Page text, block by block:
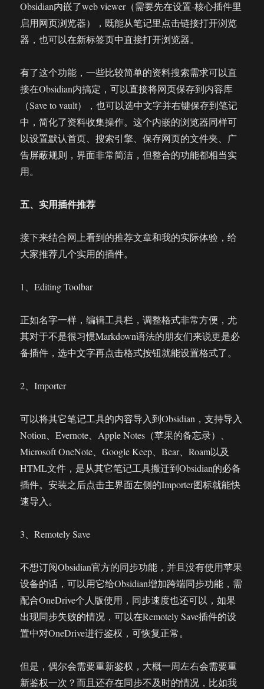
Obsidian内嵌了web viewer（需要先在设置-核心插件里
启用网页浏览器），既能从笔记里点击链接打开浏览
器，也可以在新标签页中直接打开浏览器。
有了这个功能，一些比较简单的资料搜索需求可以直
接在Obsidian内搞定，可以直接将网页保存到内容库
（Save to vault），也可以选中文字并右键保存到笔记
中，简化了资料收集操作。这个内嵌的浏览器同样可
以设置默认首页、搜索引擎、保存网页的文件夹、广
告屏蔽规则，界面非常简洁，但整合的功能都相当实
用。
五、实用插件推荐
接下来结合网上看到的推荐文章和我的实际体验，给
大家推荐几个实用的插件。
1、Editing Toolbar
正如名字一样，编辑工具栏，调整格式非常方便，尤
其对于不是很习惯Markdown语法的朋友们来说更是必
备插件，选中文字再点击格式按钮就能设置格式了。
2、Importer
可以将其它笔记工具的内容导入到Obsidian，支持导入
Notion、Evernote、Apple Notes（苹果的备忘录）、
Microsoft OneNote、Google Keep、Bear、Roam以及
HTML文件，是从其它笔记工具搬迁到Obsidian的必备
插件。安装之后点击主界面左侧的Importer图标就能快
速导入。
3、Remotely Save
不想订阅Obsidian官方的同步功能，并且没有使用苹果
设备的话，可以用它给Obsidian增加跨端同步功能，需
配合OneDrive个人版使用，同步速度也还可以，如果
出现同步失败的情况，可以在Remotely Save插件的设
置中对OneDrive进行鉴权，可恢复正常。
但是，偶尔会需要重新鉴权，大概一周左右会需要重
新鉴权一次？而且还存在同步不及时的情况，比如我